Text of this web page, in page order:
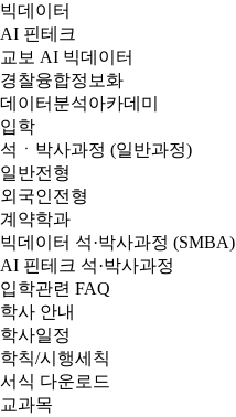
빅데이터
AI 핀테크
교보 AI 빅데이터
경찰융합정보화
데이터분석아카데미
입학
석ㆍ박사과정 (일반과정)
일반전형
외국인전형
계약학과
빅데이터 석·박사과정 (SMBA)
AI 핀테크 석·박사과정
입학관련 FAQ
학사 안내
학사일정
학칙/시행세칙
서식 다운로드
교과목